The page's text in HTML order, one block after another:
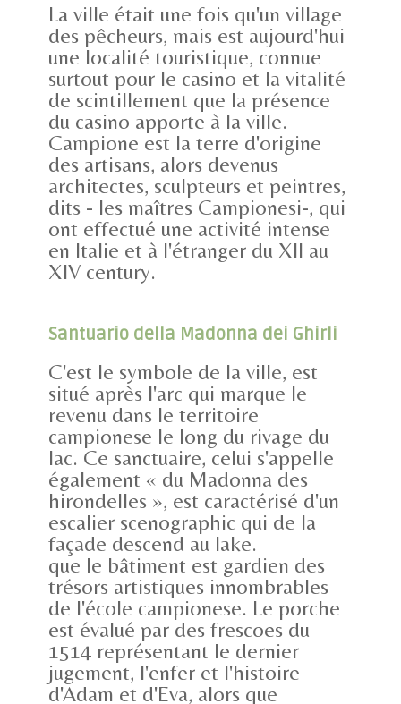
La ville était une fois qu'un village
des pêcheurs, mais est aujourd'hui
une localité touristique, connue
surtout pour le casino et la vitalité
de scintillement que la présence
du casino apporte à la ville.
Campione est la terre d'origine
des artisans, alors devenus
architectes, sculpteurs et peintres,
dits - les maîtres Campionesi-, qui
ont effectué une activité intense
en Italie et à l'étranger du XII au
XIV century.
Santuario della Madonna dei Ghirli
C'est le symbole de la ville, est
situé après l'arc qui marque le
revenu dans le territoire
campionese le long du rivage du
lac. Ce sanctuaire, celui s'appelle
également « du Madonna des
hirondelles », est caractérisé d'un
escalier scenographic qui de la
façade descend au lake.
que le bâtiment est gardien des
trésors artistiques innombrables
de l'école campionese. Le porche
est évalué par des frescoes du
1514 représentant le dernier
jugement, l'enfer et l'histoire
d'Adam et d'Eva, alors que